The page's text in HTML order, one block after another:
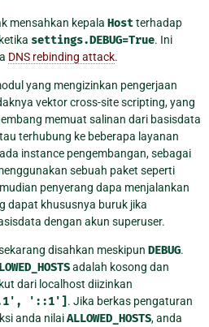
mensahkan kepala Hostterhadap
ketika settings.DEBUG=True. Ini
DNS rebinding attack.
yang mengizinkan pengerjaan
vektor cross-site scripting, yang
memuat salinan dari basisdata
terhubung ke beberapa layanan
instance pengembangan, sebagai
sebuah paket seperti
penyerang dapa menjalankan
dapat khususnya buruk jika
dengan akun superuser.
disahkan meskipun DEBUG.
adalah kosong dan
dari localhost diizinkan
'::1'] . Jika berkas pengaturan
anda nilaiALLOWED_HOSTS, anda